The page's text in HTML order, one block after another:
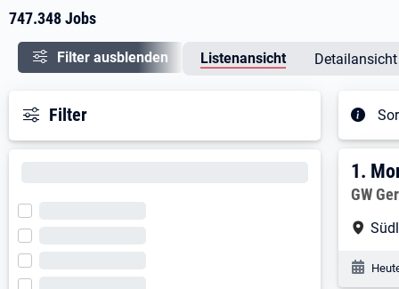
747.348 Jobs
Filter ausblenden Listenansicht Detailansicht
Filter
1.
1.
GW